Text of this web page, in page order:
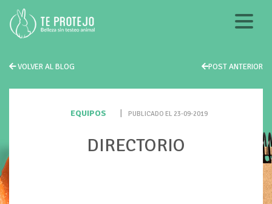
VOLVER AL BLOG POST ANTERIOR
EQUIPOS PUBLICADO EL 23-09-2019
DIRECTORIO